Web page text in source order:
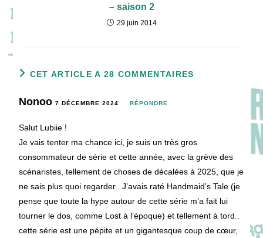
– saison 2
29 juin 2014
CET ARTICLE A 28 COMMENTAIRES
Nonoo7 DÉCEMBRE 2024 RÉPONDRE
Salut Lubiie !
Je vais tenter ma chance ici, je suis un très gros
consommateur de série et cette année, avec la grève des
scénaristes, tellement de choses de décalées à 2025, que je
ne sais plus quoi regarder.. J’avais raté Handmaid’s Tale (je
pense que toute la hype autour de cette série m’a fait lui
tourner le dos, comme Lost à l’époque) et tellement à tord..
cette série est une pépite et un gigantesque coup de cœur,